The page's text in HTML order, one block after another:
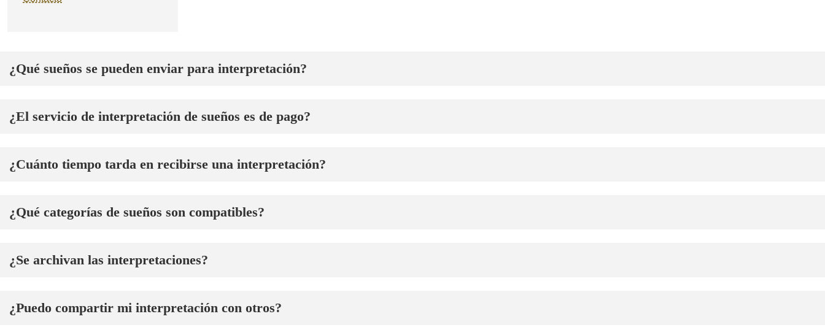
¿Qué sueños se pueden enviar para interpretación?
¿El servicio de interpretación de sueños es de pago?
¿Cuánto tiempo tarda en recibirse una interpretación?
¿Qué categorías de sueños son compatibles?
¿Se archivan las interpretaciones?
¿Puedo compartir mi interpretación con otros?